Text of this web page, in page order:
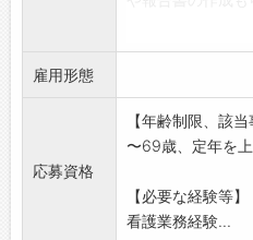
ラー、ジープ、
／
新しい時代に向
しながら、次世
いきましょう♪
＼
・思いやアイデ
・「社内提案制
む）が自由に提案
・「車座ミーテ
・「役員面談」
■「社内提案制度
能なため事務作
護業務ができます
チェック、健康管
服薬管理、看護
作成等
取得実績がある事
所です
雇用形態
応募資格
【年齢制限、該当
〜69歳、定年を
【必要な経験等】
看護業務経験...